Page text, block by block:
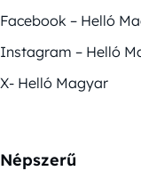
Facebook – Helló
Instagram – Helló
X- Helló Magyar
Népszerű